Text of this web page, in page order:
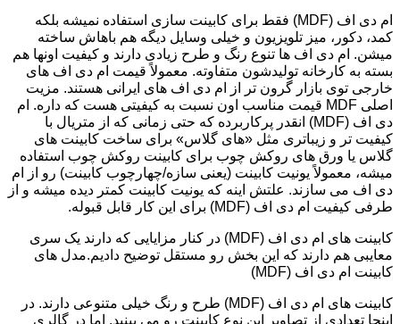
ام دی اف (MDF) فقط برای کابینت سازی استفاده نمیشه بلکه
کمد، دکور، میز تلویزیون و خیلی وسایل دیگه هم باهاش ساخته
میشن. ام دی اف ها تنوع رنگ و طرح زیادی دارند و کیفیت اونها هم
بسته به کارخانه تولیدشون متفاوته. معمولاً قیمت ام دی اف های
خارجی توی بازار گرون تر از ام دی اف های ایرانی هستند. مزیت
اصلی MDF قیمت مناسب اون نسبت به کیفیتی هست که داره. ام
دی اف (MDF) انقدر پرکاربرده که حتی زمانی که از متریال با
کیفیت تر و زیباتری مثل «های گلاس» برای ساخت کابینت های
گلاس یا ورق های روکش چوب برای کابینت روکش چوب استفاده
میشه، معمولاً یونیت کابینت (یعنی سازه/چهارچوب کابینت) رو از ام
دی اف می سازند. علتش اینه که یونیت کابینت کمتر دیده میشه و از
طرفی کیفیت ام دی اف (MDF) برای این کار قابل قبوله.
کابینت های ام دی اف (MDF) در کنار مزایایی که دارند یک سری
معایبی هم دارند که این بخش رو مستقل توضیح دادیم.مدل های
کابینت ام دی اف (MDF)
کابینت های ام دی اف (MDF) طرح و رنگ خیلی متنوعی دارند. در
اینجا تعدادی از تصاویر این نوع کابینت رو می بینید. اما در گالری